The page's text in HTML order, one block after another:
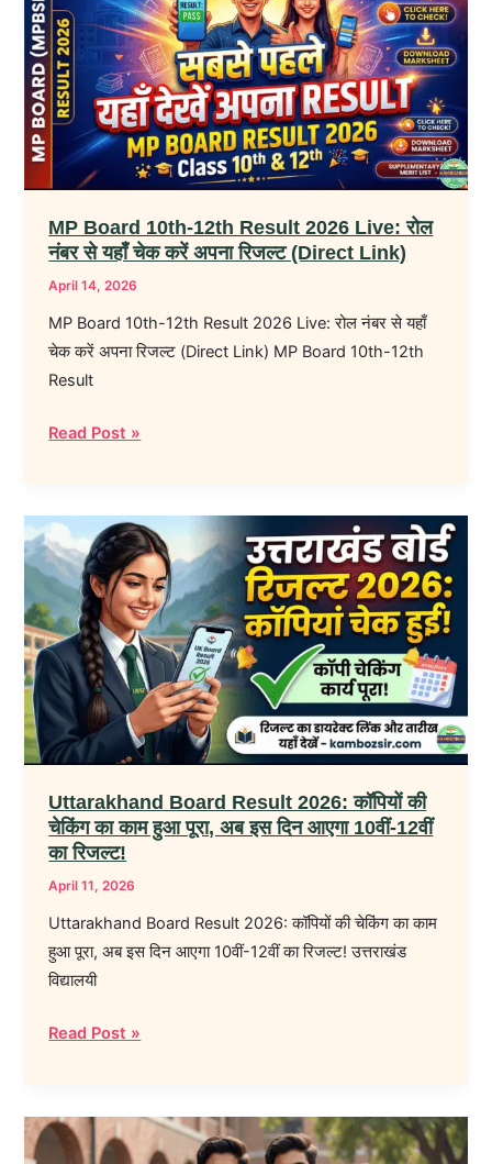
MP Board 10th-12th Result 2026 Live: रोल
नंबर से यहाँ चेक करें अपना रिजल्ट (Direct Link)
April 14, 2026
MP Board 10th-12th Result 2026 Live: रोल नंबर से यहाँ
चेक करें अपना रिजल्ट (Direct Link) MP Board 10th-12th
Result
10th-
12th
Result
2026
Live:
रोल
यहाँ
चेक
करें
अपना
रिजल्ट
(Direct
Read Post »
Uttarakhand Board Result 2026: कॉपियों की
चेकिंग का काम हुआ पूरा, अब इस दिन आएगा 10वीं-12वीं
का रिजल्ट!
April 11, 2026
Uttarakhand Board Result 2026: कॉपियों की चेकिंग का काम
हुआ पूरा, अब इस दिन आएगा 10वीं-12वीं का रिजल्ट! उत्तराखंड
विद्यालयी
Uttarakhand
Board
Result
2026:
कॉपियों
की
चेकिंग
काम
पूरा,
अब
आएगा
10वीं-12वीं
का
Read Post »
CBSE
10th